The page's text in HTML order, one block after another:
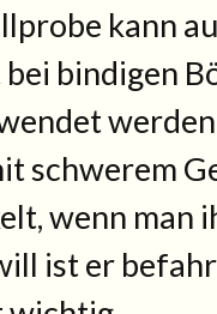
kann
bindigen
schwerem
wenn man
ist er